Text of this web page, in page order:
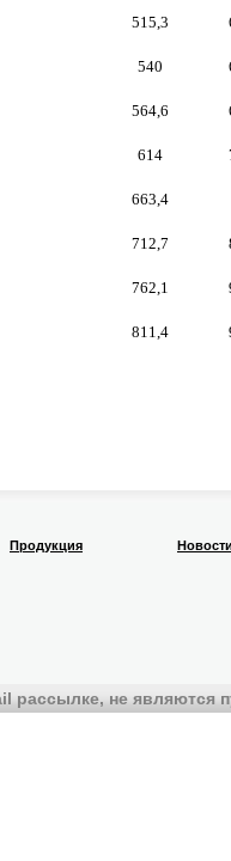
515,3
540
564,6
614
663,4
712,7
762,1
811,4
Продукция
рассылке, не являются